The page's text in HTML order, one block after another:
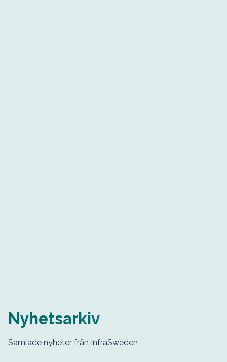
Nyhetsarkiv
Samlade nyheter från InfraSweden